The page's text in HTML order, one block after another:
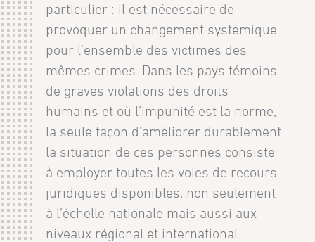
particulier : il est nécessaire de
provoquer un changement systémique
pour l’ensemble des victimes des
mêmes crimes. Dans les pays témoins
de graves violations des droits
humains et où l’impunité est la norme,
la seule façon d’améliorer durablement
la situation de ces personnes consiste
à employer toutes les voies de recours
juridiques disponibles, non seulement
à l’échelle nationale mais aussi aux
niveaux régional et international.